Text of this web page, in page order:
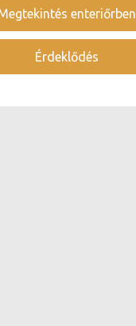
enteriőrben
Érdeklődés